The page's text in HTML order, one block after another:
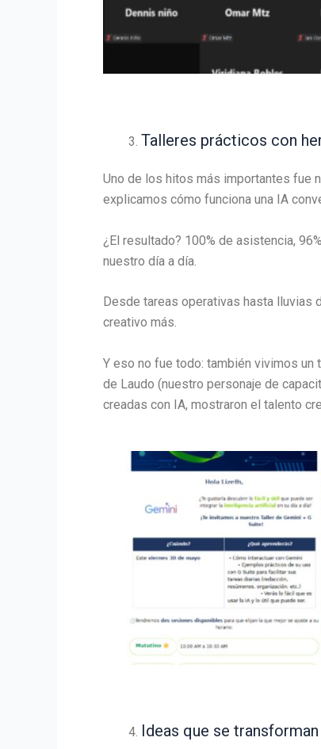
Talleres prácticos con
Uno de los hitos más importantes fue
explicamos cómo funciona una IA
¿El resultado? 100% de asistencia,
nuestro día a día.
Desde tareas operativas hasta lluvias
creativo más.
Y eso no fue todo: también vivimos
de Laudo (nuestro personaje de
creadas con IA, mostraron el talento
Ideas que se